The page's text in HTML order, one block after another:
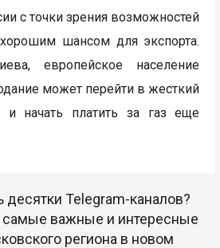
с точки зрения возможностей
шансом для экспорта.
европейское население
может перейти в жесткий
начать платить за газ еще
десятки Telegram-каналов?
важные и интересные
региона в новом